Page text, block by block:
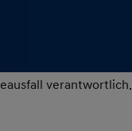
verantwortlich.